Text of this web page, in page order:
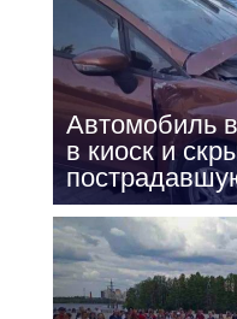
Автомобиль
в киоск и